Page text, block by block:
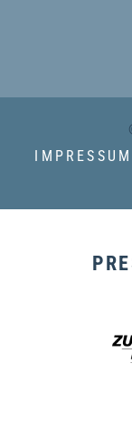
IMPRESSUM